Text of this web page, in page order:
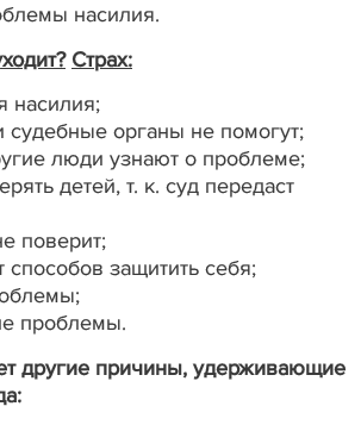
насилия.
Страх:
насилия;
органы не помогут;
люди узнают о проблеме;
детей, т. к. суд передаст
поверит;
защитить себя;
проблемы.
другие причины, удерживающие